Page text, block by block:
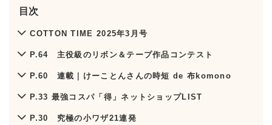
目次
COTTON TIME 2025年3月号
P.64 主役級のリボン＆テープ作品コンテスト
P.60 連載｜けーことんさんの時短 de 布komono
P.33 最強コスパ「得」ネットショップLIST
P.30 究極の小ワザ21連発